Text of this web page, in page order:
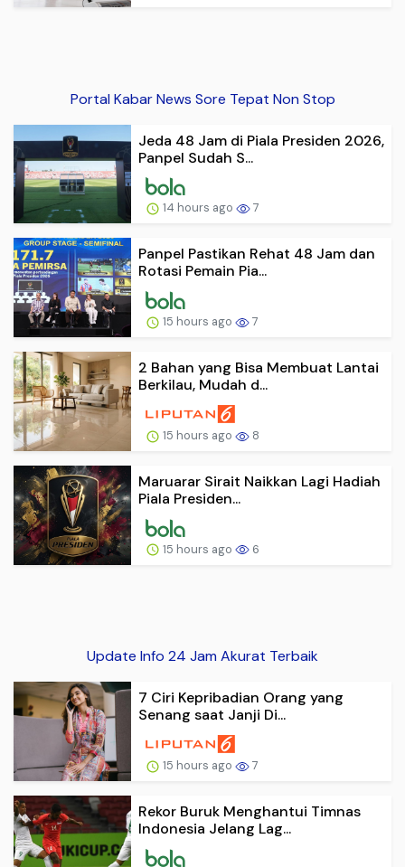
Portal Kabar News Sore Tepat Non Stop
Jeda 48 Jam di Piala Presiden 2026,
Panpel Sudah S...
14 hours ago 7
Panpel Pastikan Rehat 48 Jam dan
Rotasi Pemain Pia...
15 hours ago 7
2 Bahan yang Bisa Membuat Lantai
Berkilau, Mudah d...
15 hours ago 8
Maruarar Sirait Naikkan Lagi Hadiah
Piala Presiden...
15 hours ago 6
Update Info 24 Jam Akurat Terbaik
7 Ciri Kepribadian Orang yang
Senang saat Janji Di...
15 hours ago 7
Rekor Buruk Menghantui Timnas
Indonesia Jelang Lag...